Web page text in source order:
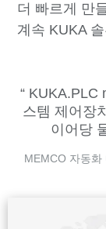
더 빠르게 만
계속 KUKA
KUKA.PLC
스템 제어장
이어당
MEMCO 자동